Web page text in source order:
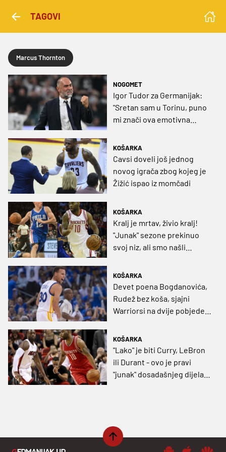
TAGOVI
Marcus Thornton
NOGOMET
Igor Tudor za Germanijak:
"Sretan sam u Torinu, puno
mi znači ova emotivna
nezgodan protivnik"
KOŠARKA
Cavsi doveli još jednog
novog igrača zbog kojeg je
Žižić ispao iz momčadi
KOŠARKA
Kralj je mrtav, živio kralj!
"Junak" sezone prekinuo
svoj niz, ali smo našli
KOŠARKA
Devet poena Bogdanovića,
Rudež bez koša, sjajni
Warriorsi na dvije pobjede
KOŠARKA
"Lako" je biti Curry, LeBron
ili Durant - ovo je pravi
"junak" dosadašnjeg dijela